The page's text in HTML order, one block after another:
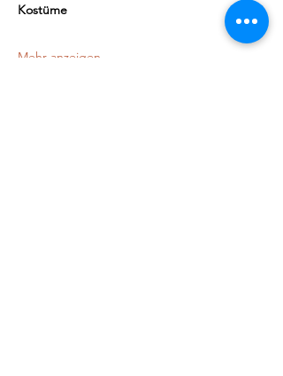
Kostüme
Mehr anzeigen